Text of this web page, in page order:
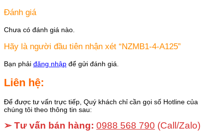
Đánh giá
Chưa có đánh giá nào.
Hãy là người đầu tiên nhận xét “NZMB1-4-A125”
Bạn phải đăng nhập để gửi đánh giá.
Liên hệ:
Để được tư vấn trực tiếp, Quý khách chỉ cần gọi số Hotline của
chúng tôi theo thông tin sau:
➢ Tư vấn bán hàng: 0988 568 790 (Call/Zalo)